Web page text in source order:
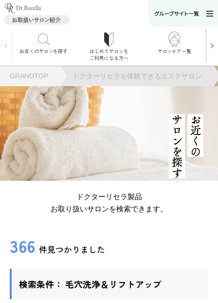
お近くのサロンを探す
はじめてサロンを
ご利用になる方へ
サロンケア一覧
ュー
施術別で探す
お悩み別で探す
角質ケア｜ポレーシ
ョン
毛穴洗浄
毛穴洗浄＆リフトア
GRANDTOP ドクターリセラを体験できるエステサロン
お近くの
サロンを探す
ドクターリセラ製品
お取り扱いサロンを検索できます。
366 件見つかりました
検索条件： 毛穴洗浄＆リフトアップ